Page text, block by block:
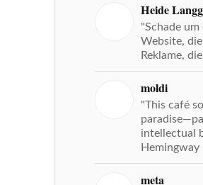
Heide
"Schade
Website,
Reklame,
moldi
"This café
intellectual
Hemingway
meta